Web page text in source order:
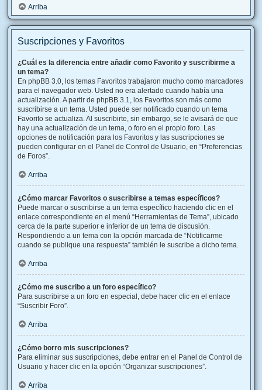
Arriba
Suscripciones y Favoritos
¿Cuál es la diferencia entre añadir como Favorito y suscribirme a
un tema?
En phpBB 3.0, los temas Favoritos trabajaron mucho como marcadores
para el navegador web. Usted no era alertado cuando había una
actualización. A partir de phpBB 3.1, los Favoritos son más como
suscribirse a un tema. Usted puede ser notificado cuando un tema
Favorito se actualiza. Al suscribirte, sin embargo, se le avisará de que
hay una actualización de un tema, o foro en el propio foro. Las
opciones de notificación para los Favoritos y las suscripciones se
pueden configurar en el Panel de Control de Usuario, en “Preferencias
de Foros”.
Arriba
¿Cómo marcar Favoritos o suscribirse a temas específicos?
Puede marcar o suscribirse a un tema específico haciendo clic en el
enlace correspondiente en el menú “Herramientas de Tema”, ubicado
cerca de la parte superior e inferior de un tema de discusión.
Respondiendo a un tema con la opción marcada de “Notificarme
cuando se publique una respuesta” también le suscribe a dicho tema.
Arriba
¿Cómo me suscribo a un foro específico?
Para suscribirse a un foro en especial, debe hacer clic en el enlace
“Suscribir Foro”.
Arriba
¿Cómo borro mis suscripciones?
Para eliminar sus suscripciones, debe entrar en el Panel de Control de
Usuario y hacer clic en la opción “Organizar suscripciones”.
Arriba